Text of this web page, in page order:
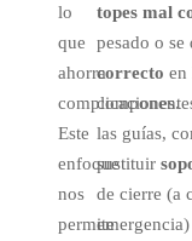
lo
que
ahorra
complicaciones.
Este
enfoque
nos
permite
topes mal
pesado o se
correcto en
las guías,
sustituir
de cierre (a